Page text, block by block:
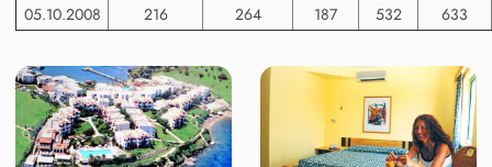
05.10.2008
216 264 187 532 633